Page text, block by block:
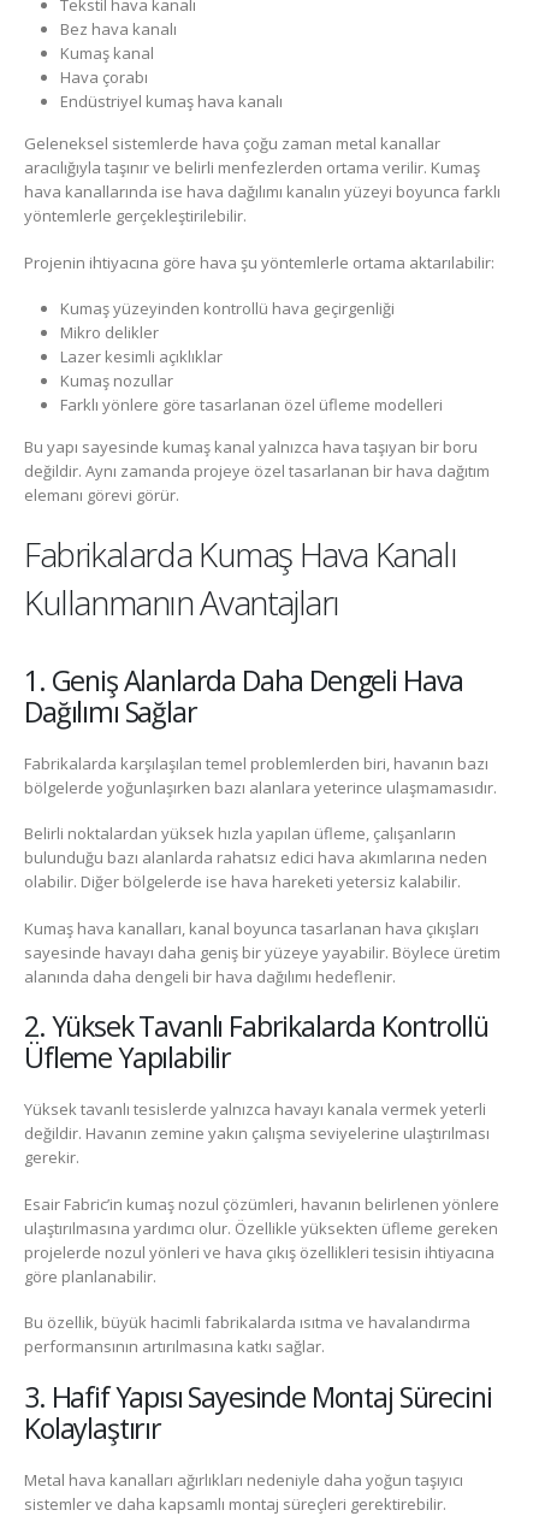
Tekstil hava kanalı
Bez hava kanalı
Kumaş kanal
Hava çorabı
Endüstriyel kumaş hava kanalı
Geleneksel sistemlerde hava çoğu zaman metal kanallar
aracılığıyla taşınır ve belirli menfezlerden ortama verilir. Kumaş
hava kanallarında ise hava dağılımı kanalın yüzeyi boyunca farklı
yöntemlerle gerçekleştirilebilir.
Projenin ihtiyacına göre hava şu yöntemlerle ortama aktarılabilir:
Kumaş yüzeyinden kontrollü hava geçirgenliği
Mikro delikler
Lazer kesimli açıklıklar
Kumaş nozullar
Farklı yönlere göre tasarlanan özel üfleme modelleri
Bu yapı sayesinde kumaş kanal yalnızca hava taşıyan bir boru
değildir. Aynı zamanda projeye özel tasarlanan bir hava dağıtım
elemanı görevi görür.
Fabrikalarda Kumaş Hava Kanalı
Kullanmanın Avantajları
1. Geniş Alanlarda Daha Dengeli Hava
Dağılımı Sağlar
Fabrikalarda karşılaşılan temel problemlerden biri, havanın bazı
bölgelerde yoğunlaşırken bazı alanlara yeterince ulaşmamasıdır.
Belirli noktalardan yüksek hızla yapılan üfleme, çalışanların
bulunduğu bazı alanlarda rahatsız edici hava akımlarına neden
olabilir. Diğer bölgelerde ise hava hareketi yetersiz kalabilir.
Kumaş hava kanalları, kanal boyunca tasarlanan hava çıkışları
sayesinde havayı daha geniş bir yüzeye yayabilir. Böylece üretim
alanında daha dengeli bir hava dağılımı hedeflenir.
2. Yüksek Tavanlı Fabrikalarda Kontrollü
Üfleme Yapılabilir
Yüksek tavanlı tesislerde yalnızca havayı kanala vermek yeterli
değildir. Havanın zemine yakın çalışma seviyelerine ulaştırılması
gerekir.
Esair Fabric’in kumaş nozul çözümleri, havanın belirlenen yönlere
ulaştırılmasına yardımcı olur. Özellikle yüksekten üfleme gereken
projelerde nozul yönleri ve hava çıkış özellikleri tesisin ihtiyacına
göre planlanabilir.
Bu özellik, büyük hacimli fabrikalarda ısıtma ve havalandırma
performansının artırılmasına katkı sağlar.
3. Hafif Yapısı Sayesinde Montaj Sürecini
Kolaylaştırır
Metal hava kanalları ağırlıkları nedeniyle daha yoğun taşıyıcı
sistemler ve daha kapsamlı montaj süreçleri gerektirebilir.